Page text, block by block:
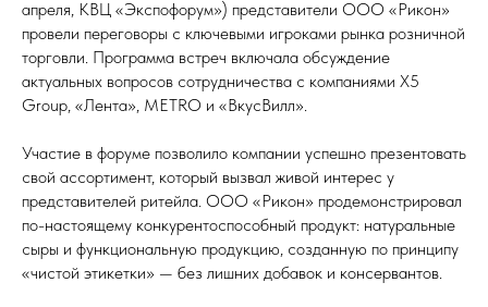
апреля, КВЦ «Экспофорум») представители ООО «Рикон»
провели переговоры с ключевыми игроками рынка розничной
торговли. Программа встреч включала обсуждение
актуальных вопросов сотрудничества с компаниями X5
Group, «Лента», METRO и «ВкусВилл».
Участие в форуме позволило компании успешно презентовать
свой ассортимент, который вызвал живой интерес у
представителей ритейла. ООО «Рикон» продемонстрировал
по-настоящему конкурентоспособный продукт: натуральные
сыры и функциональную продукцию, созданную по принципу
«чистой этикетки» — без лишних добавок и консервантов.